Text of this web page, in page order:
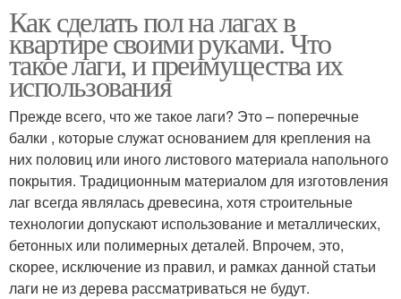
Как сделать пол на лагах в
квартире своими руками. Что
такое лаги, и преимущества их
использования
Прежде всего, что же такое лаги? Это – поперечные
балки , которые служат основанием для крепления на
них половиц или иного листового материала напольного
покрытия. Традиционным материалом для изготовления
лаг всегда являлась древесина, хотя строительные
технологии допускают использование и металлических,
бетонных или полимерных деталей. Впрочем, это,
скорее, исключение из правил, и рамках данной статьи
лаги не из дерева рассматриваться не будут.